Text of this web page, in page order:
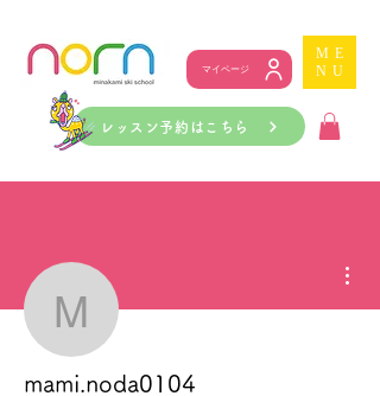
マイページ
ME
NU
レッスン予約はこちら
mami.noda0104
mami.noda0104